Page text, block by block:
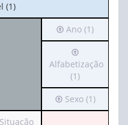
(1)
Irá
para
cabeçalho
(possui
apenas
1
valor):
Ano (1)
Irá
para
o
cabeçalho
(possui
apenas
Alfabetização
(1)
Irá
para
Sexo (1)
Situação